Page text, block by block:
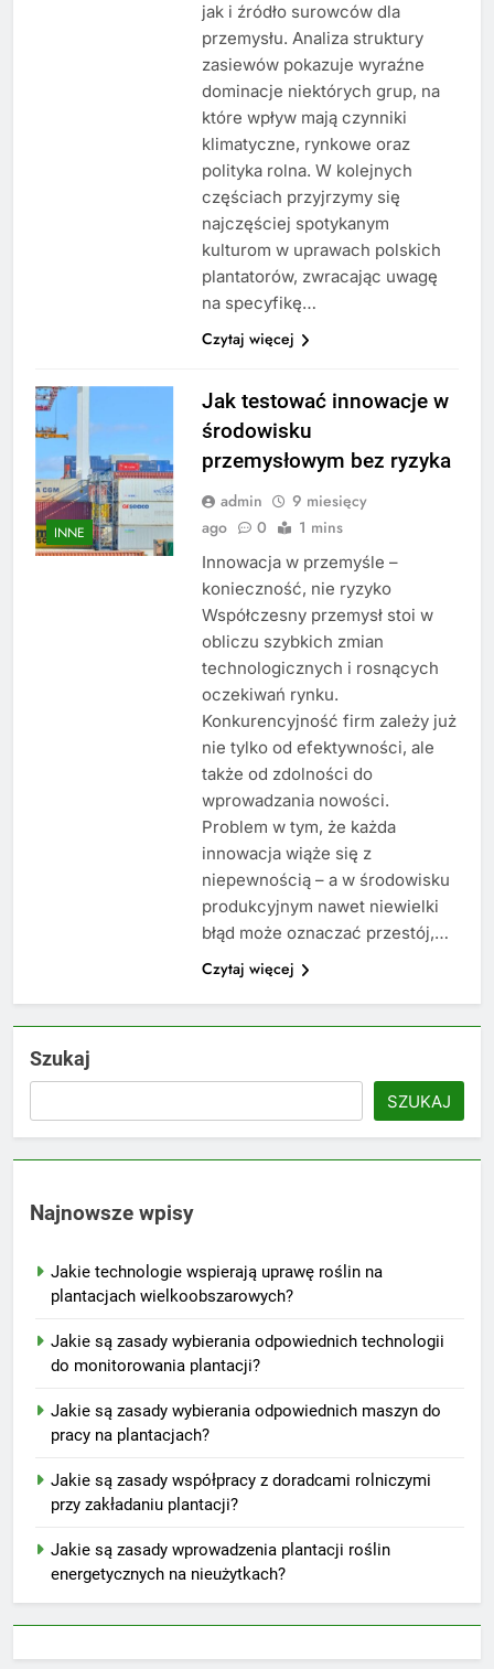
jak i źródło surowców dla
przemysłu. Analiza struktury
zasiewów pokazuje wyraźne
dominacje niektórych grup, na
które wpływ mają czynniki
klimatyczne, rynkowe oraz
polityka rolna. W kolejnych
częściach przyjrzymy się
najczęściej spotykanym
kulturom w uprawach polskich
plantatorów, zwracając uwagę
na specyfikę…
Czytaj więcej
INNE
Jak testować innowacje w
środowisku
przemysłowym bez ryzyka
admin
9 miesięcy
ago
0 1 mins
Innowacja w przemyśle –
konieczność, nie ryzyko
Współczesny przemysł stoi w
obliczu szybkich zmian
technologicznych i rosnących
oczekiwań rynku.
Konkurencyjność firm zależy już
nie tylko od efektywności, ale
także od zdolności do
wprowadzania nowości.
Problem w tym, że każda
innowacja wiąże się z
niepewnością – a w środowisku
produkcyjnym nawet niewielki
błąd może oznaczać przestój,…
Czytaj więcej
Szukaj
SZUKAJ
Najnowsze wpisy
Jakie technologie wspierają uprawę roślin na
plantacjach wielkoobszarowych?
Jakie są zasady wybierania odpowiednich technologii
do monitorowania plantacji?
Jakie są zasady wybierania odpowiednich maszyn do
pracy na plantacjach?
Jakie są zasady współpracy z doradcami rolniczymi
przy zakładaniu plantacji?
Jakie są zasady wprowadzenia plantacji roślin
energetycznych na nieużytkach?